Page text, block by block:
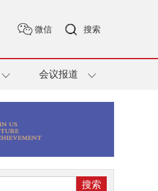
微信 搜索
会议报道